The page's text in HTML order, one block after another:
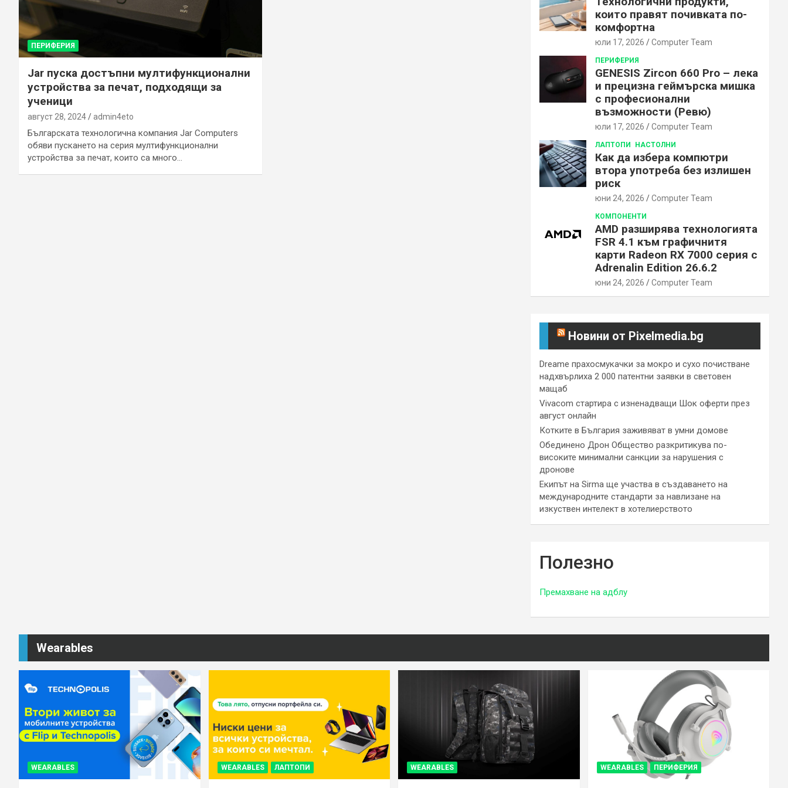
ПЕРИФЕРИЯ
Jar пуска достъпни мултифункционални
устройства за печат, подходящи за
ученици
август 28, 2024 admin4eto
Българската технологична компания Jar Computers
обяви пускането на серия мултифункционални
устройства за печат, които са много…
които правят почивката по-
комфортна
юли 17, 2026 Computer Team
ПЕРИФЕРИЯ
GENESIS Zircon 660 Pro – лека
и прецизна геймърска мишка
с професионални
възможности (Ревю)
юли 17, 2026 Computer Team
ЛАПТОПИ НАСТОЛНИ
Как да избера компютри
втора употреба без излишен
риск
юни 24, 2026 Computer Team
КОМПОНЕНТИ
AMD разширява технологията
FSR 4.1 към графичнитя
карти Radeon RX 7000 серия с
Adrenalin Edition 26.6.2
юни 24, 2026 Computer Team
Новини от Pixelmedia.bg
Dreame прахосмукачки за мокро и сухо почистване
надхвърлиха 2 000 патентни заявки в световен
мащаб
Vivacom стартира с изненадващи Шок оферти през
август онлайн
Котките в България заживяват в умни домове
Обединено Дрон Общество разкритикува по-
високите минимални санкции за нарушения с
дронове
Екипът на Sirma ще участва в създаването на
международните стандарти за навлизане на
изкуствен интелект в хотелиерството
Полезно
Премахване на адблу
Wearables
WEARABLES WEARABLES ЛАПТОПИ WEARABLES WEARABLES ПЕРИФЕРИЯ